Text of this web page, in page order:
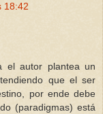
18:42
el autor plantea un
que el ser
por ende debe
(paradigmas) está